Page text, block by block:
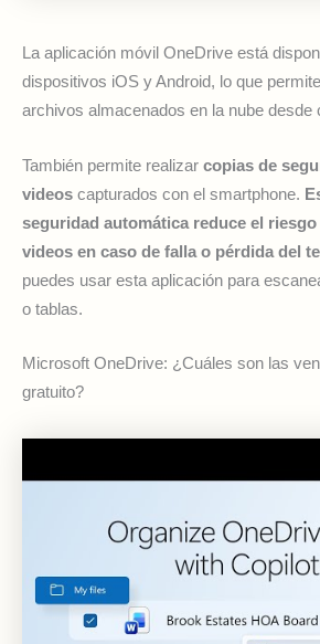
La aplicación móvil OneDrive está
dispositivos iOS y Android, lo que
archivos almacenados en la nube desde
También permite realizar copias de
videos capturados con el smartphone.
seguridad automática reduce el
videos en caso de falla o pérdida del
puedes usar esta aplicación para
o tablas.
Microsoft OneDrive: ¿Cuáles son las
gratuito?